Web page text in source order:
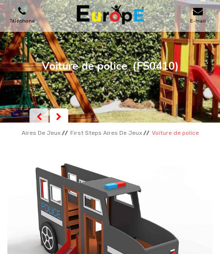
Téléphone E-mail
AIRES DE JEUX
MAISONS EN BOIS
MOBILIERS URBAINS
SKATEPARKS
TERRAINS DE SPORT
REFERENCES
CONTACT
Voiture de police (FS0410)
Aires De Jeux First Steps Aires De Jeux Voiture de police